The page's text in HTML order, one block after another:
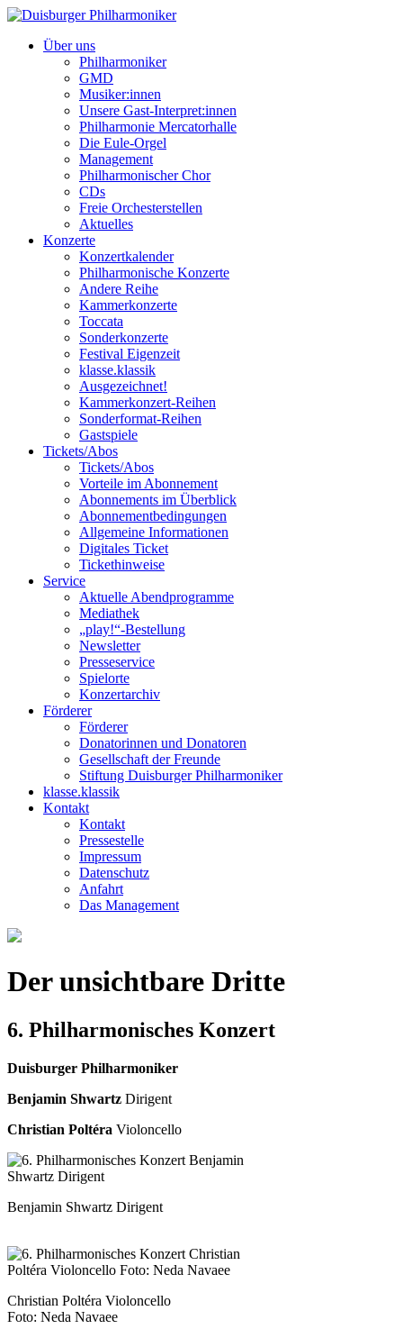
Über uns
Philharmoniker
GMD
Musiker:innen
Unsere Gast-Interpret:innen
Philharmonie Mercatorhalle
Die Eule-Orgel
Management
Philharmonischer Chor
CDs
Freie Orchesterstellen
Aktuelles
Konzerte
Konzertkalender
Philharmonische Konzerte
Andere Reihe
Kammerkonzerte
Toccata
Sonderkonzerte
Festival Eigenzeit
klasse.klassik
Ausgezeichnet!
Kammerkonzert-Reihen
Sonderformat-Reihen
Gastspiele
Tickets/Abos
Tickets/Abos
Vorteile im Abonnement
Abonnements im Überblick
Abonnement­bedingungen
Allgemeine Informationen
Digitales Ticket
Ticket­hinweise
Service
Aktuelle Abendprogramme
Mediathek
„play!“-Bestellung
Newsletter
Presseservice
Spielorte
Konzertarchiv
Förderer
Förderer
Donatorinnen und Donatoren
Gesellschaft der Freunde
Stiftung Duisburger Philharmoniker
klasse.klassik
Kontakt
Kontakt
Pressestelle
Impressum
Datenschutz
Anfahrt
Das Management
Der unsichtbare Dritte
6. Philharmonisches Konzert
Duisburger Philharmoniker
Benjamin Shwartz Dirigent
Christian Poltéra Violoncello
Benjamin Shwartz Dirigent
Christian Poltéra Violoncello
Foto: Neda Navaee